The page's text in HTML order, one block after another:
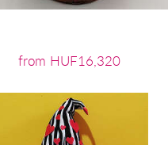
from HUF16,320